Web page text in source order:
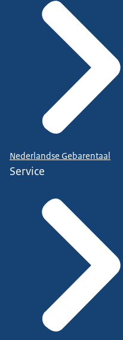
Nederlandse Gebarentaal
Service